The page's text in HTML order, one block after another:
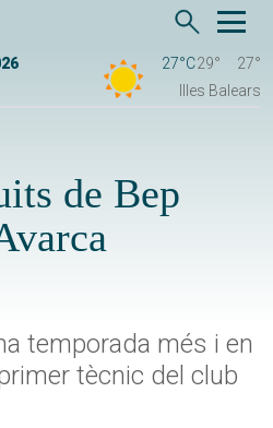
27°C29°
27°
Illes Balears
de Bep
temporada més i en
tècnic del club